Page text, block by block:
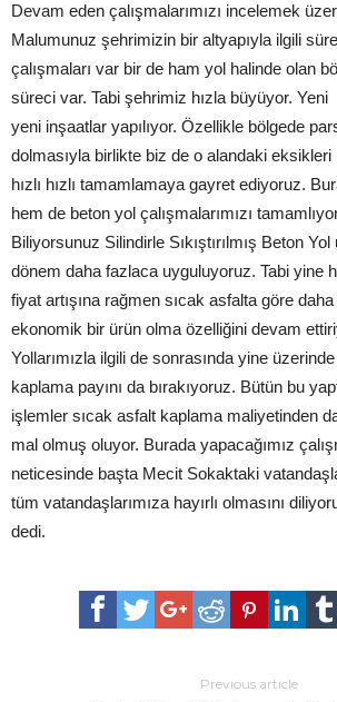
Devam eden çalışmalarımızı incelemek
Malumunuz şehrimizin bir altyapıyla ilgili
çalışmaları var bir de ham yol halinde olan
süreci var. Tabi şehrimiz hızla büyüyor. Yeni
yeni inşaatlar yapılıyor. Özellikle bölgede
dolmasıyla birlikte biz de o alandaki eksikleri
hızlı hızlı tamamlamaya gayret ediyoruz.
hem de beton yol çalışmalarımızı
Biliyorsunuz Silindirle Sıkıştırılmış Beton Yol
dönem daha fazlaca uyguluyoruz. Tabi yine
fiyat artışına rağmen sıcak asfalta göre
ekonomik bir ürün olma özelliğini devam
Yollarımızla ilgili de sonrasında yine
kaplama payını da bırakıyoruz. Bütün bu
işlemler sıcak asfalt kaplama maliyetinden
mal olmuş oluyor. Burada yapacağımız
neticesinde başta Mecit Sokaktaki
tüm vatandaşlarımıza hayırlı olmasını
dedi.
Previous article